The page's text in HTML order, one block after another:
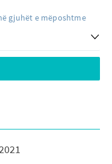
gjuhët e mëposhtme